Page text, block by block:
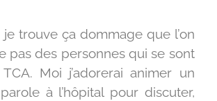
je trouve ça dommage que l’on
pas des personnes qui se sont
Moi j’adorerai animer un
à l’hôpital pour discuter,